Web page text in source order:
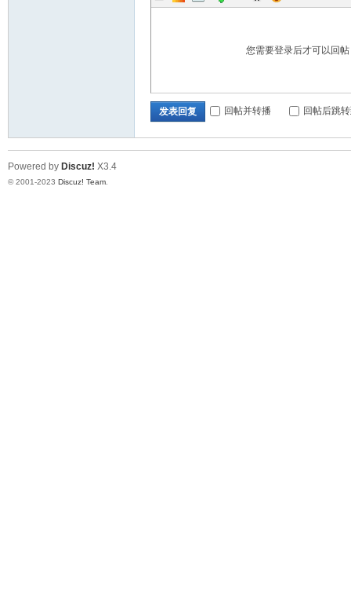
您需要登录后才可以回帖
发表回复 回帖并转播 回帖后跳
Powered by Discuz! X3.4
© 2001-2023 Discuz! Team